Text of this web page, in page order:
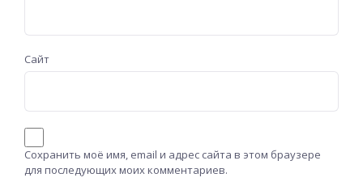
Сайт
Сохранить моё имя, email и адрес сайта в этом браузере
для последующих моих комментариев.